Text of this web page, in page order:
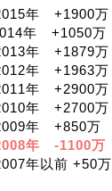
年 +1900万
年 +1050万
年 +1879万
年 +1963万
年 +2900万
年 +2700万
年 +850万
年 -1100万
年以前 +50万